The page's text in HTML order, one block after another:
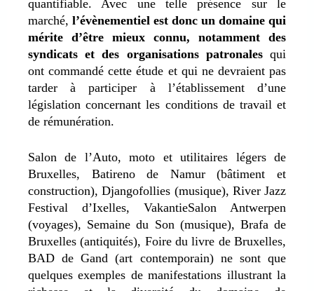
quantifiable. Avec une telle présence sur le
marché, l’évènementiel est donc un domaine qui
mérite d’être mieux connu, notamment des
syndicats et des organisations patronalesqui
ont commandé cette étude et qui ne devraient pas
tarder à participer à l’établissement d’une
législation concernant les conditions de travail et
de rémunération.
Salon de l’Auto, moto et utilitaires légers de
Bruxelles, Batireno de Namur (bâtiment et
construction), Djangofollies (musique), River Jazz
Festival d’Ixelles, VakantieSalon Antwerpen
(voyages), Semaine du Son (musique), Brafa de
Bruxelles (antiquités), Foire du livre de Bruxelles,
BAD de Gand (art contemporain) ne sont que
quelques exemples de manifestations illustrant la